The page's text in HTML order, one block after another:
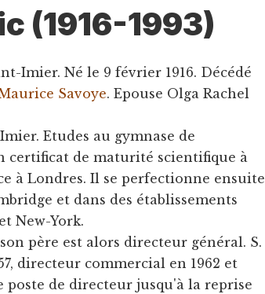
(1916-1993)
Imier. Né le 9 février 1916. Décédé
Savoye. Epouse Olga Rachel
Etudes au gymnase de
certificat de maturité scientifique à
à Londres. Il se perfectionne ensuite
et dans des établissements
New-York.
père est alors directeur général. S.
directeur commercial en 1962 et
poste de directeur jusqu'à la reprise